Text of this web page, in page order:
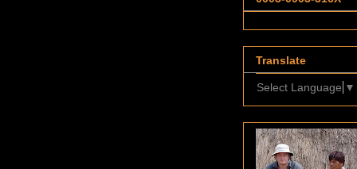
Translate
Select Language ▼